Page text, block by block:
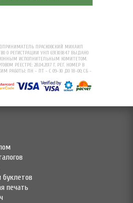
ПРАСКОВСКИЙ МИХАИЛ
О РЕГИСТРАЦИИ УНП 691303847 ВЫДАНО
ИСПОЛНИТЕЛЬНЫМ КОМИТЕТОМ.
РЕЕСТРЕ: 28.04.2017 Г. РЕГ. НОМЕР В
РАБОТЫ: ПН - ПТ - С 09-30 ДО 18-00; СБ -
печать